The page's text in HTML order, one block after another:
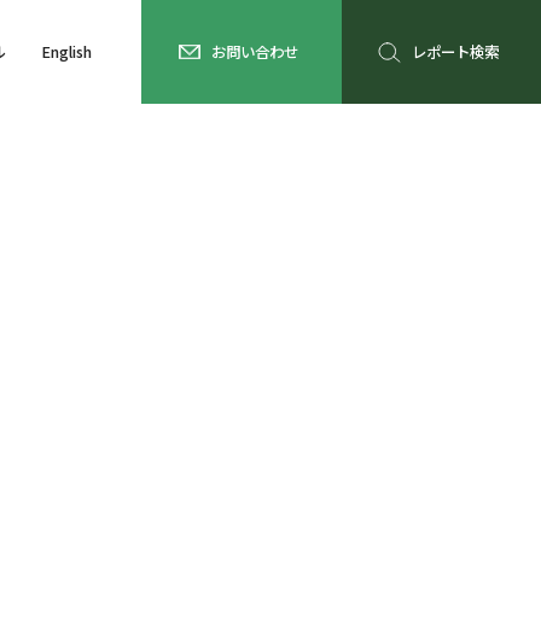
English お問い合わせ レポート検索